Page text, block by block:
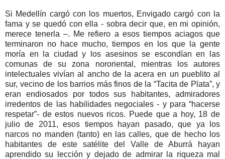
Si Medellín cargó con los muertos, Envigado cargó con la
fama y se quedó con ella - sobra decir que, en mi opinión,
merece tenerla –. Me refiero a esos tiempos aciagos que
terminaron no hace mucho, tiempos en los que la gente
moría en la ciudad y los asesinos se escondían en las
comunas de su zona nororiental, mientras los autores
intelectuales vivían al ancho de la acera en un pueblito al
sur, vecino de los barrios más finos de la “Tacita de Plata”, y
eran endiosados por todos sus habitantes, admiradores
irredentos de las habilidades negociales - y para “hacerse
respetar”- de estos nuevos ricos. Puede que a hoy, 18 de
julio de 2011, esos tiempos hayan pasado, que ya los
narcos no manden (tanto) en las calles, que de hecho los
habitantes de este satélite del Valle de Aburrá hayan
aprendido su lección y dejado de admirar la riqueza mal